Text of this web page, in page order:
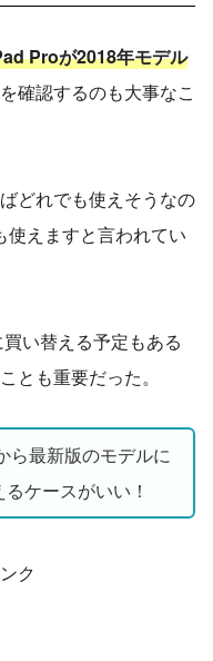
Proが2018年モデル
確認するのも大事なこ
どれでも使えそうなの
えますと言われてい
い替える予定もある
とも重要だった。
ら最新版のモデルに
ケースがいい！
ク